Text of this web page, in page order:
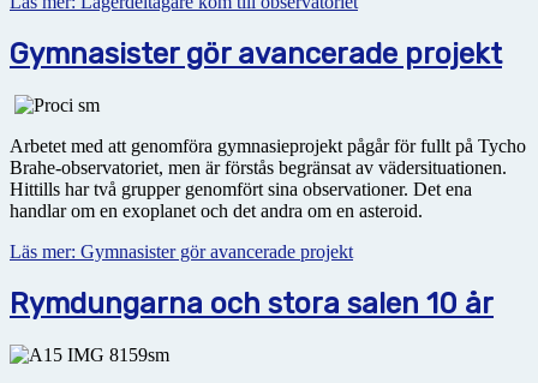
Gymnasister gör avancerade projekt
Arbetet med att genomföra gymnasieprojekt pågår för fullt på Tycho
Brahe-observatoriet, men är förstås begränsat av vädersituationen.
Hittills har två grupper genomfört sina observationer. Det ena
handlar om en exoplanet och det andra om en asteroid.
Läs mer: Gymnasister gör avancerade projekt
Rymdungarna och stora salen 10 år